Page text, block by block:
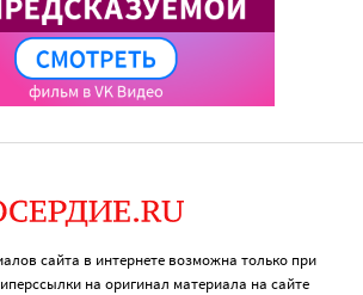
сайта в интернете возможна только при
на оригинал материала на сайте